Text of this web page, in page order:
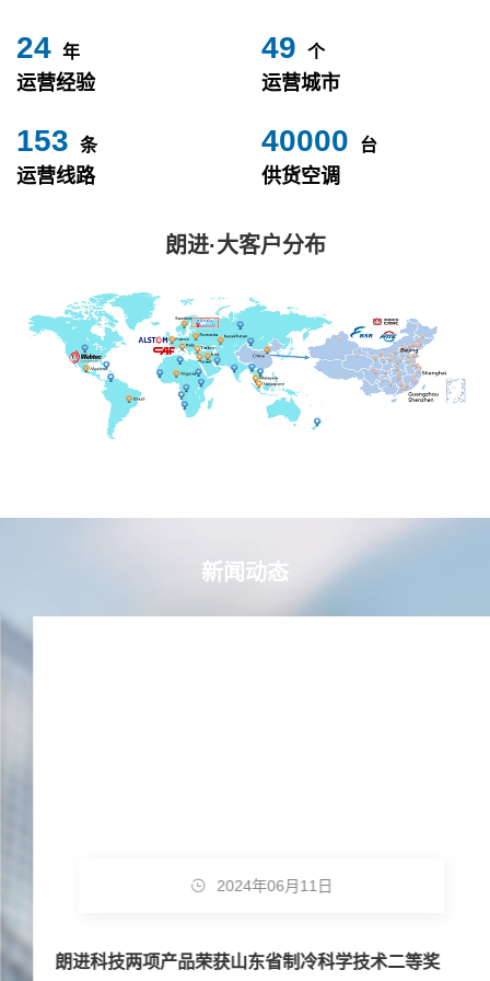
24 年
运营经验
49 个
运营城市
153 条
运营线路
40000 台
供货空调
朗进·大客户分布
新闻动态
2024年06月11日
朗进科技两项产品荣获山东省制冷科学技术二等奖